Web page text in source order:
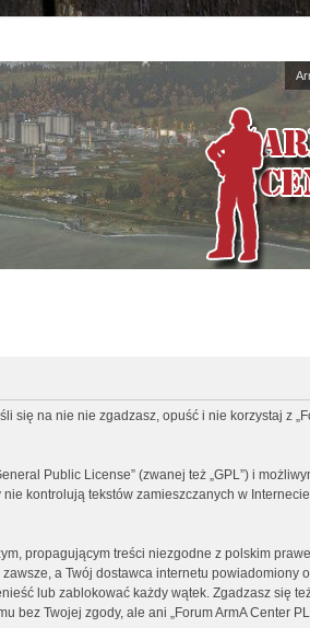
na nie nie zgadzasz, opuść i nie korzystaj z
Public License” (zwanej też „GPL”) i
kontrolują tekstów zamieszczanych w
propagującym treści niezgodne z polskim
a Twój dostawca internetu powiadomiony
lub zablokować każdy wątek. Zgadzasz się
Twojej zgody, ale ani „Forum ArmA Center